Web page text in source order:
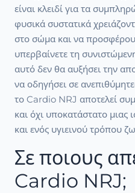
είναι κλειδί για τα
φυσικά συστατικά
στο σώμα και να
υπερβαίνετε τη
αυτό δεν θα αυξήσει την
να οδηγήσει σε
το Cardio NRJ αποτελεί
και όχι υποκατάστατο
και ενός υγιεινού τρόπου
Σε ποιους
Cardio NRJ;